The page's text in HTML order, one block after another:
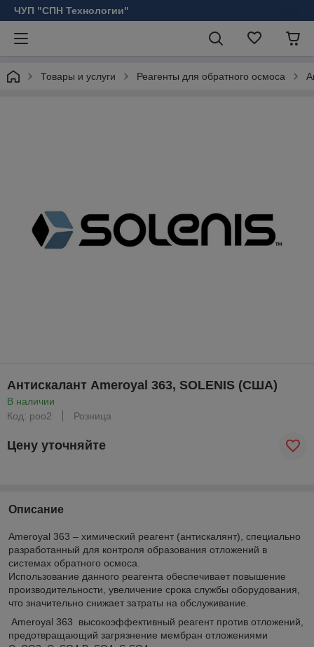
ЧУП "СПН Технологии"
Товары и услуги Реагенты для обратного осмоса
Антискалант Ameroyal 363, SOLENIS (США)
В наличии
Код: роо2
Розница
Цену уточняйте
Описание
Ameroyal 363 – химический реагент (антискалянт), специально
разработанный для контроля образования отложений в
системах обратного осмоса.
Использование данного реагента обеспечивает повышение
производительности, увеличение срока службы оборудования,
что значительно снижает затраты на обслуживание.
Ameroyal 363 высокоэффективный реагент против отложений,
предотвращающий загрязнение мембран отложениями